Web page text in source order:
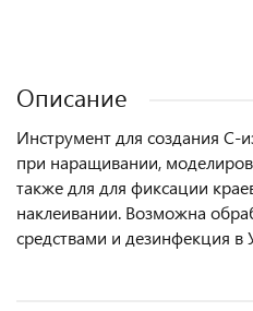
Описание
Инструмент для создания С-
при наращивании,
также для для фиксации
наклеивании. Возможна
средствами и дезинфекция в